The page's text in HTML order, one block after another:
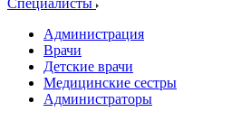
Специалисты
Администрация
Врачи
Детские врачи
Медицинские сестры
Администраторы